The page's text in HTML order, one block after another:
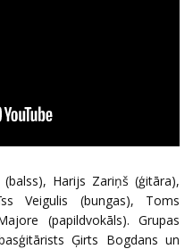
Harijs Zariņš (ģitāra),
Veigulis (bungas), Toms
(papildvokāls). Grupas
Ģirts Bogdans un